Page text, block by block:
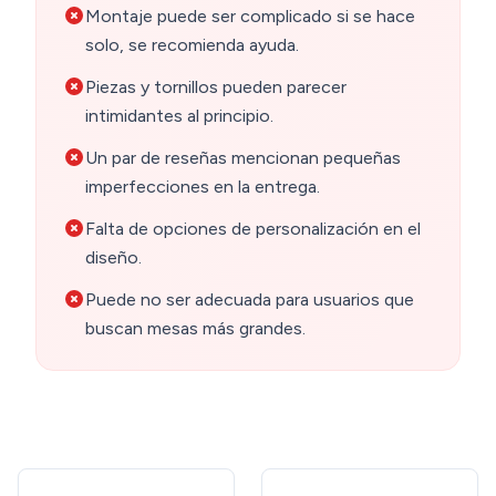
Montaje puede ser complicado si se hace
solo, se recomienda ayuda.
Piezas y tornillos pueden parecer
intimidantes al principio.
Un par de reseñas mencionan pequeñas
imperfecciones en la entrega.
Falta de opciones de personalización en el
diseño.
Puede no ser adecuada para usuarios que
buscan mesas más grandes.